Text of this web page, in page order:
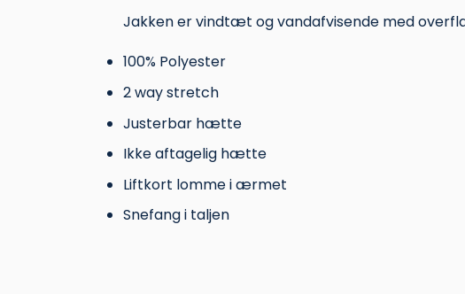
Jakken er vindtæt og vandafvisende med
100% Polyester
2 way stretch
Justerbar hætte
Ikke aftagelig hætte
Liftkort lomme i ærmet
Snefang i taljen